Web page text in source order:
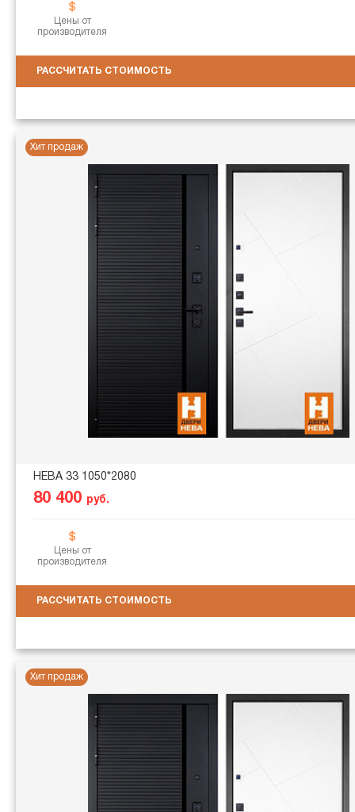
Цены от
производителя
РАССЧИТАТЬ СТОИМОСТЬ
Хит продаж
НЕВА 33 1050*2080
80 400 руб.
Цены от
производителя
РАССЧИТАТЬ СТОИМОСТЬ
Хит продаж